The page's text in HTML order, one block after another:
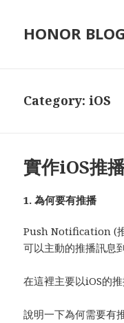
HONOR BLOG
Category:iOS
實作iOS推
1. 為何要有推播
Push Notification (
可以主動的推播訊息
在這裡主要以iOS的
說明一下為何需要有